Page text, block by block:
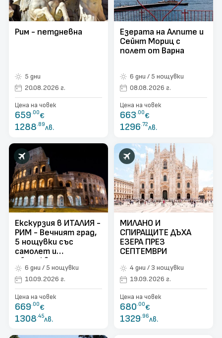
Рим - петдневна
5 дни
20.08.2026 г.
Цена на човек
659.00€
1288.89лв.
Езерата на Алпите и
Сейнт Мориц с
полет от Варна
6 дни / 5 нощувки
08.08.2026 г.
Цена на човек
663.00€
1296.72лв.
Екскурзия в ИТАЛИЯ -
РИМ - Вечният град,
5 нощувки със
самолет и
обслужване на
български език! С
директен полет от
ВАРНА!
6 дни / 5 нощувки
10.09.2026 г.
Цена на човек
669.00€
1308.45лв.
МИЛАНО И
СПИРАЩИТЕ ДЪХА
ЕЗЕРА ПРЕЗ
СЕПТЕМВРИ
4 дни / 3 нощувки
19.09.2026 г.
Цена на човек
680.00€
1329.96лв.